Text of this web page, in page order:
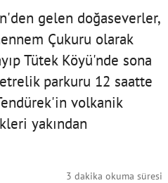
gelen doğaseverler,
Çukuru olarak
Tütek Köyü'nde sona
parkuru 12 saatte
volkanik
yakından
3 dakika okuma süresi